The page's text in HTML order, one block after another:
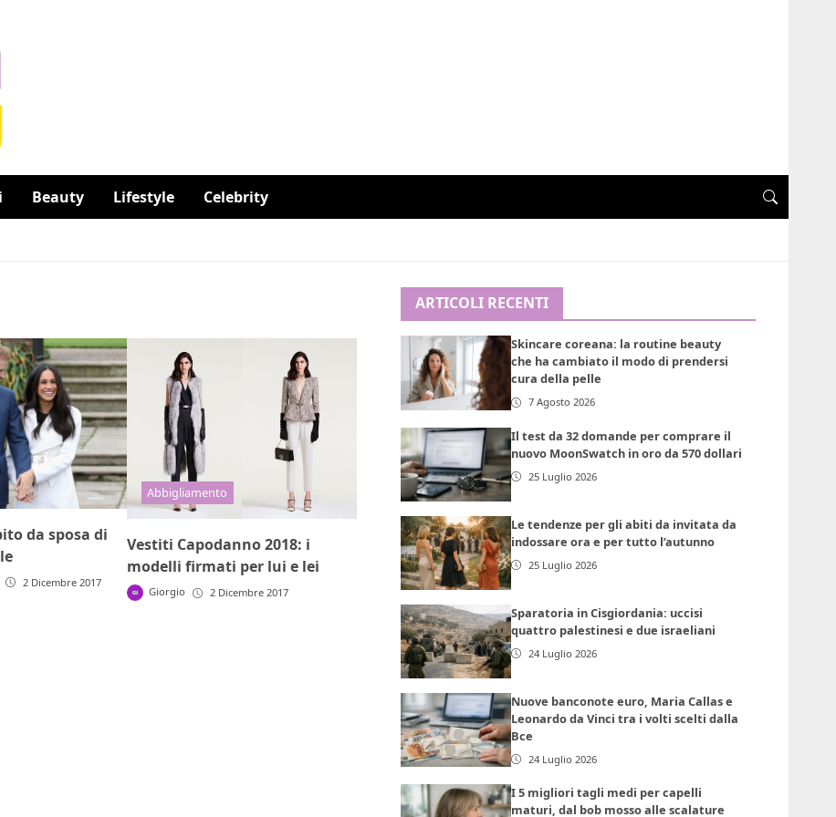
Beauty Lifestyle Celebrity
da sposa di
2 Dicembre 2017
Abbigliamento
Vestiti Capodanno 2018: i
modelli firmati per lui e lei
Giorgio 2 Dicembre 2017
ARTICOLI RECENTI
Skincare coreana: la routine beauty
che ha cambiato il modo di prendersi
cura della pelle
7 Agosto 2026
Il test da 32 domande per comprare il
nuovo MoonSwatch in oro da 570 dollari
25 Luglio 2026
Le tendenze per gli abiti da invitata da
indossare ora e per tutto l’autunno
25 Luglio 2026
Sparatoria in Cisgiordania: uccisi
quattro palestinesi e due israeliani
24 Luglio 2026
Nuove banconote euro, Maria Callas e
Leonardo da Vinci tra i volti scelti dalla
Bce
24 Luglio 2026
I 5 migliori tagli medi per capelli
maturi, dal bob mosso alle scalature